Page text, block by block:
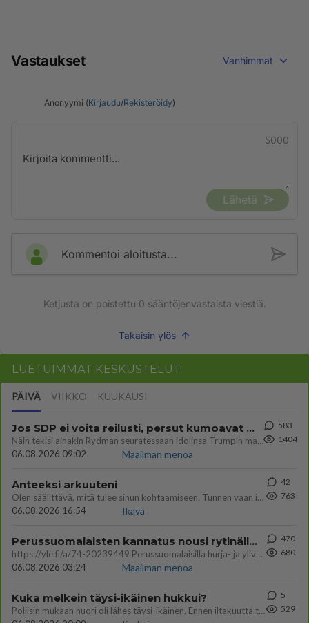
Vastaukset Vanhimmat
Anonyymi (Kirjaudu/Rekisteröidy)
5000
Lähetä
Kommentoi aloitusta...
Ketjusta on poistettu 0 sääntöjenvastaista viestiä.
Takaisin ylös
LUETUIMMAT KESKUSTELUT
PÄIVÄ VIIKKO KUUKAUSI
Jos SDP ei voita reilusti, persut kumoavat demokratian Suomesta
Näin tekisi ainakin Rydman seuratessaan idolinsa Trumpin mallia https://www.is.fi/politiikka/art-2000012187244.html
06.08.2026 09:02
Maailman menoa
583
1404
Anteeksi arkuuteni
Olen säälittävä, mitä tulee sinun kohtaamiseen. Tunnen vaan itseni todella epävarmaksi sun kanssa. Jos minun olisi pitän
06.08.2026 16:54
Ikävä
42
763
Perussuomalaisten kannatus nousi rytinällä Ylen tänään julkaisemassa tuoreimmassa gallup-kyselyssä.
https://yle.fi/a/74-20239449 Perussuomalaisilla hurja- ja ylivoimaisesti suurin nousu tässä uudessa Ylen gallupissa. Kyl
06.08.2026 03:24
Maailman menoa
470
680
Kuka melkein täysi-ikäinen hukkui?
Poliisin mukaan nuori oli lähes täysi-ikäinen. Ennen iltakuutta tulleen ilmoituksen mukaan ihminen oli joutunut mahdoll
5
529